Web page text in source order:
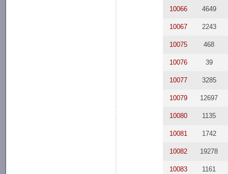
10066 4649
10067 2243
10075 468
10076 39
10077 3285
10079 12697
10080 1135
10081 1742
10082 19278
10083 1161